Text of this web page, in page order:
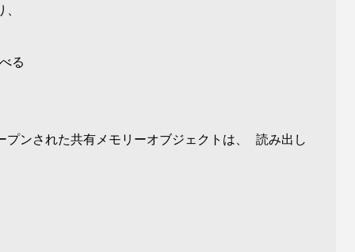
る
ンされた共有メモリーオブジェクトは、 読み出し